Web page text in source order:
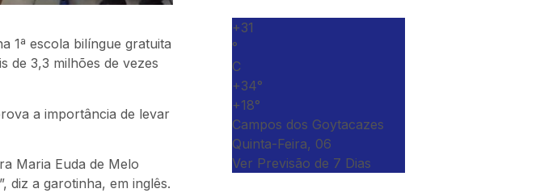
1ª escola bilíngue gratuita
de 3,3 milhões de vezes
a importância de levar
Maria Euda de Melo
diz a garotinha, em inglês.
+31
°
C
+34°
+18°
Campos dos Goytacazes
Quinta-Feira, 06
Ver Previsão de 7 Dias